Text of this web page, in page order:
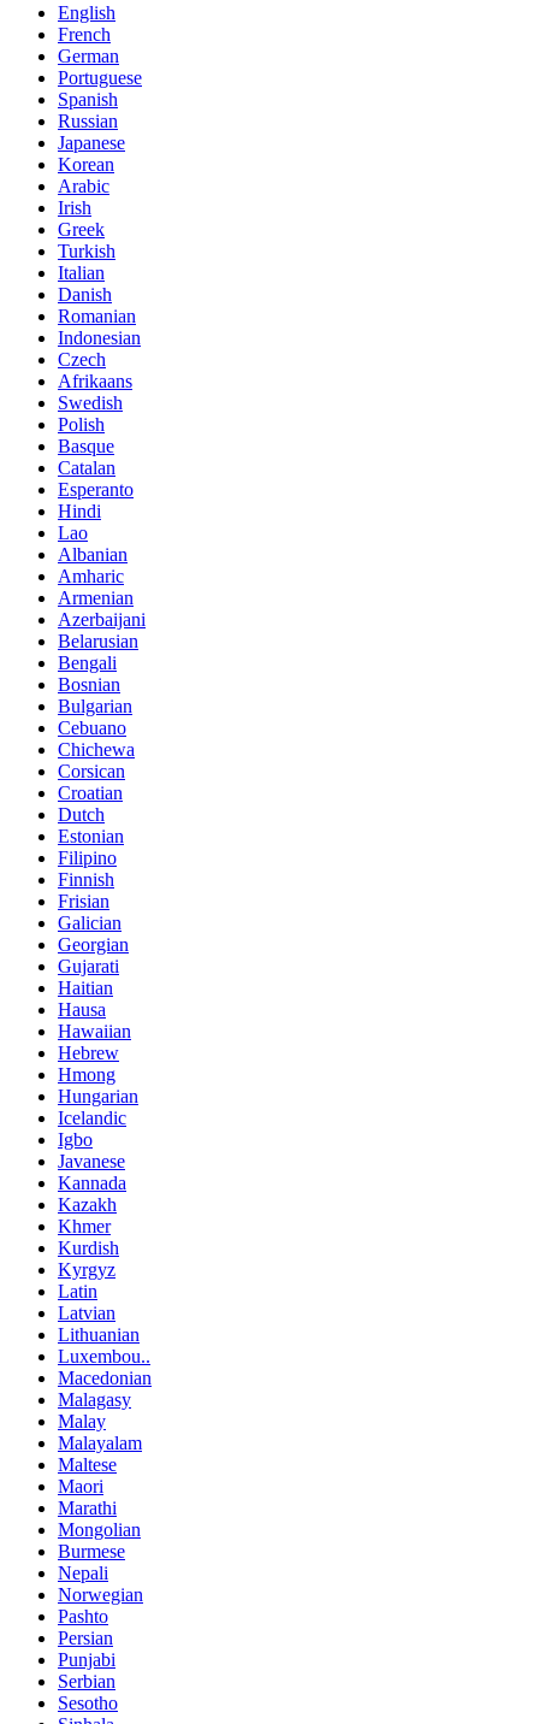
English
French
German
Portuguese
Spanish
Russian
Japanese
Korean
Arabic
Irish
Greek
Turkish
Italian
Danish
Romanian
Indonesian
Czech
Afrikaans
Swedish
Polish
Basque
Catalan
Esperanto
Hindi
Lao
Albanian
Amharic
Armenian
Azerbaijani
Belarusian
Bengali
Bosnian
Bulgarian
Cebuano
Chichewa
Corsican
Croatian
Dutch
Estonian
Filipino
Finnish
Frisian
Galician
Georgian
Gujarati
Haitian
Hausa
Hawaiian
Hebrew
Hmong
Hungarian
Icelandic
Igbo
Javanese
Kannada
Kazakh
Khmer
Kurdish
Kyrgyz
Latin
Latvian
Lithuanian
Luxembou..
Macedonian
Malagasy
Malay
Malayalam
Maltese
Maori
Marathi
Mongolian
Burmese
Nepali
Norwegian
Pashto
Persian
Punjabi
Serbian
Sesotho